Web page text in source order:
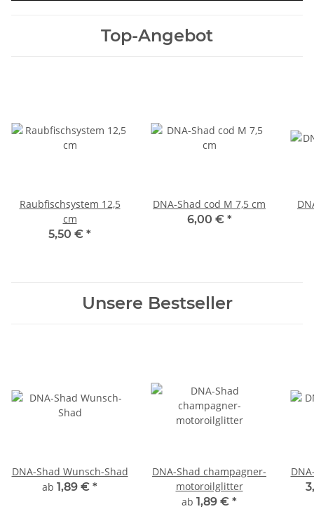
Top-Angebot
Raubfischsystem 12,5
cm
5,50 € *
DNA-Shad cod M 7,5 cm
6,00 € *
Unsere Bestseller
DNA-Shad Wunsch-Shad
ab 1,89 € *
DNA-Shad champagner-
motoroilglitter
ab 1,89 € *